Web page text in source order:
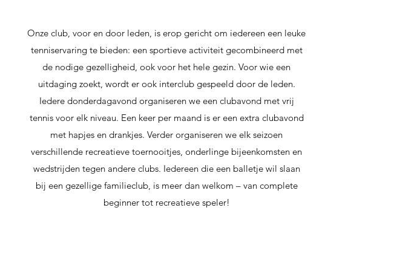
Onze club, voor en door leden, is erop gericht om iedereen een leuke
tenniservaring te bieden: een sportieve activiteit gecombineerd met
de nodige gezelligheid, ook voor het hele gezin. Voor wie een
uitdaging zoekt, wordt er ook interclub gespeeld door de leden.
Iedere donderdagavond organiseren we een clubavond met vrij
tennis voor elk niveau. Een keer per maand is er een extra clubavond
met hapjes en drankjes. Verder organiseren we elk seizoen
verschillende recreatieve toernooitjes, onderlinge bijeenkomsten en
wedstrijden tegen andere clubs. Iedereen die een balletje wil slaan
bij een gezellige familieclub, is meer dan welkom – van complete
beginner tot recreatieve speler!